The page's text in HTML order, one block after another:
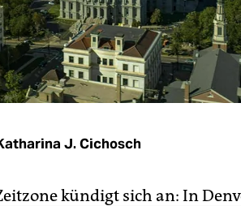
J. Cichosch
kündigt sich an: In